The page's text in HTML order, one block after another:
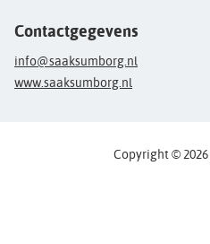
Contactgegevens
info@saaksumborg.nl
www.saaksumborg.nl
Copyright © 2026